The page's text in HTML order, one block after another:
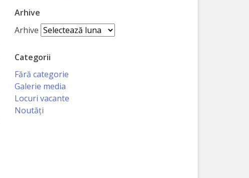
Arhive
Arhive
Categorii
Fără categorie
Galerie media
Locuri vacante
Noutăți